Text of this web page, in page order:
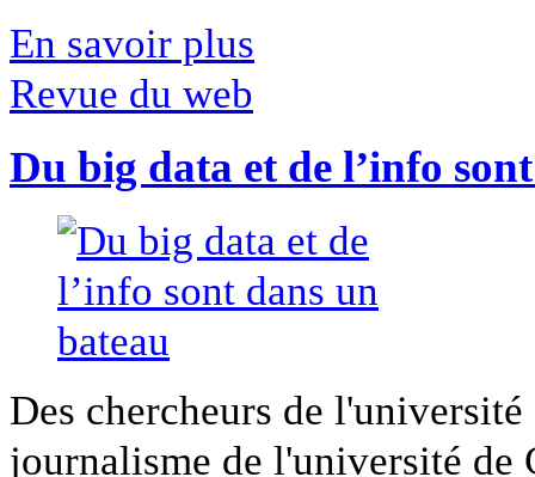
En savoir plus
Revue du web
Du big data et de l’info
Des chercheurs de
journalisme de l'université